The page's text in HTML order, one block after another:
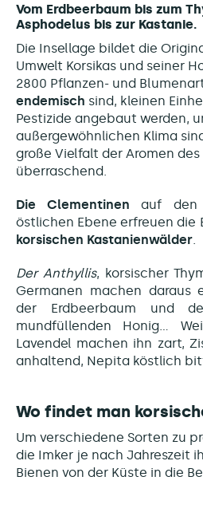
Vom Erdbeerbaum bis zum
Asphodelus bis zur Kastanie.
Die Insellage bildet die
Umwelt Korsikas und seiner
2800 Pflanzen- und
endemisch sind, kleinen
Pestizide angebaut werden,
außergewöhnlichen Klima
große Vielfalt der Aromen
überraschend.
Die Clementinen auf den
östlichen Ebene erfreuen die
korsischen Kastanienwälder
Der Anthyllis, korsischer
Germanen machen daraus
der Erdbeerbaum und
mundfüllenden Honig...
Lavendel machen ihn zart,
anhaltend, Nepita köstlich
Wo findet man
Um verschiedene Sorten zu
die Imker je nach Jahreszeit
Bienen von der Küste in die